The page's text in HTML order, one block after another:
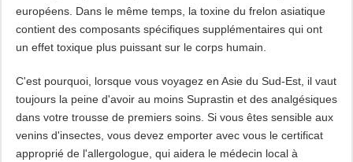
européens. Dans le même temps, la toxine du frelon asiatique
contient des composants spécifiques supplémentaires qui ont
un effet toxique plus puissant sur le corps humain.
C'est pourquoi, lorsque vous voyagez en Asie du Sud-Est, il vaut
toujours la peine d'avoir au moins Suprastin et des analgésiques
dans votre trousse de premiers soins. Si vous êtes sensible aux
venins d'insectes, vous devez emporter avec vous le certificat
approprié de l'allergologue, qui aidera le médecin local à